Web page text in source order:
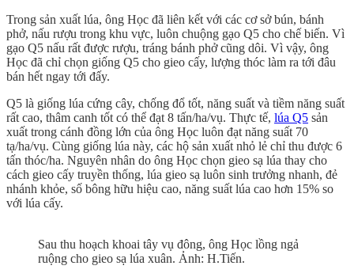
Trong sản xuất lúa, ông Học đã liên kết với các cơ sở bún, bánh
phở, nấu rượu trong khu vực, luôn chuộng gạo Q5 cho chế biến. Vì
gạo Q5 nấu rất được rượu, tráng bánh phở cũng dôi. Vì vậy, ông
Học đã chỉ chọn giống Q5 cho gieo cấy, lượng thóc làm ra tới đâu
bán hết ngay tới đấy.
Q5 là giống lúa cứng cây, chống đổ tốt, năng suất và tiềm năng suất
rất cao, thâm canh tốt có thể đạt 8 tấn/ha/vụ. Thực tế, lúa Q5 sản
xuất trong cánh đồng lớn của ông Học luôn đạt năng suất 70
tạ/ha/vụ. Cùng giống lúa này, các hộ sản xuất nhỏ lẻ chỉ thu được 6
tấn thóc/ha. Nguyên nhân do ông Học chọn gieo sạ lúa thay cho
cách gieo cấy truyền thống, lúa gieo sạ luôn sinh trưởng nhanh, đẻ
nhánh khỏe, số bông hữu hiệu cao, năng suất lúa cao hơn 15% so
với lúa cấy.
Sau thu hoạch khoai tây vụ đông, ông Học lồng ngả
ruộng cho gieo sạ lúa xuân. Ảnh: H.Tiến.